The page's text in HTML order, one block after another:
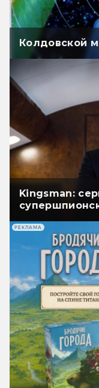
Колдовской
Kingsman:
РЕКЛАМА